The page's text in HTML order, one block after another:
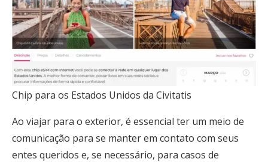
Chip para os Estados Unidos da Civitatis
Ao viajar para o exterior, é essencial ter um meio de
comunicação para se manter em contato com seus
entes queridos e, se necessário, para casos de